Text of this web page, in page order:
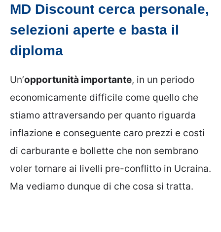
MD Discount cerca personale,
selezioni aperte e basta il
diploma
Un’opportunità importante, in un periodo
economicamente difficile come quello che
stiamo attraversando per quanto riguarda
inflazione e conseguente caro prezzi e costi
di carburante e bollette che non sembrano
voler tornare ai livelli pre-conflitto in Ucraina.
Ma vediamo dunque di che cosa si tratta.